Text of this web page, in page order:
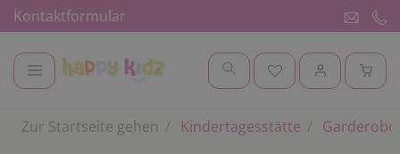
Kontaktformular
Zur Startseite gehen Kindertagesstätte Garderobe